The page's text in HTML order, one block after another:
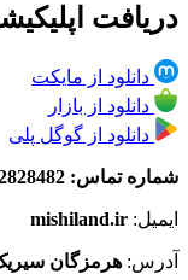
دریافت
دانلود از مایکت
دانلود از بازار
دانلود از گوگل پلی
شماره تماس: 09172828482
ایمیل: mishiland.ir
آدرس: هرمزگان